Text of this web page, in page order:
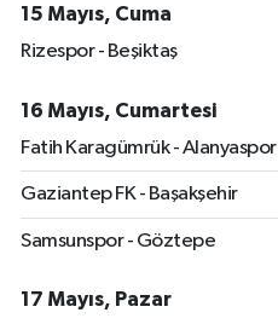
15 Mayıs, Cuma
Rizespor - Beşiktaş
16 Mayıs, Cumartesi
Fatih Karagümrük - Alanyaspor
Gaziantep FK - Başakşehir
Samsunspor - Göztepe
17 Mayıs, Pazar